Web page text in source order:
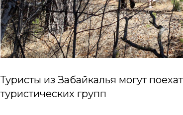
Туристы из Забайкалья могут
туристических групп